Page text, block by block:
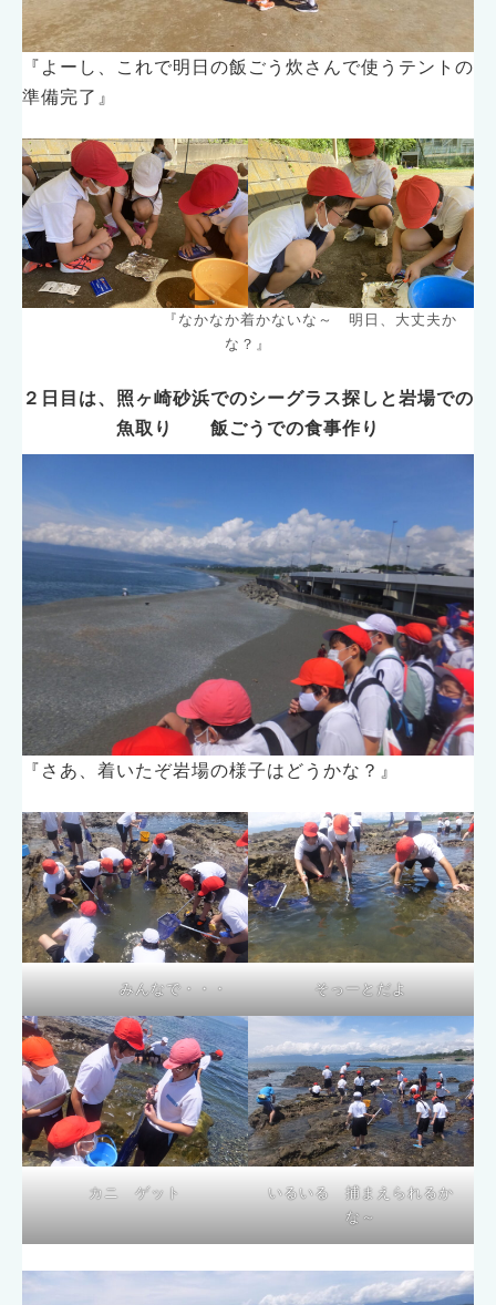
『よーし、これで明日の飯ごう炊さんで使うテントの
準備完了』
『なかなか着かないな～ 明日、大丈夫か
な？』
２日目は、照ヶ崎砂浜でのシーグラス探しと岩場での
魚取り 飯ごうでの食事作り
『さあ、着いたぞ岩場の様子はどうかな？』
みんなで・・・ そっーとだよ
カニ ゲット
いるいる 捕まえられるか
な～